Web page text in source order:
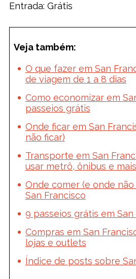
Entrada: Grátis
Veja também:
O que fazer em San
de viagem de 1 a 8 dias
Como economizar em
passeios grátis
Onde ficar em San
não ficar)
Transporte em San
usar metrô, ônibus e mais
Onde comer (e onde
San Francisco
9 passeios grátis em San
Compras em San
lojas e outlets
Índice de posts sobre